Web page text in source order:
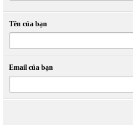
Tên của bạn
Email của bạn